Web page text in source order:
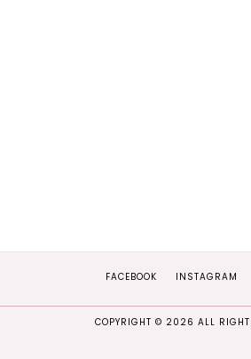
FACEBOOK INSTAGRAM
COPYRIGHT © 2026 ALL